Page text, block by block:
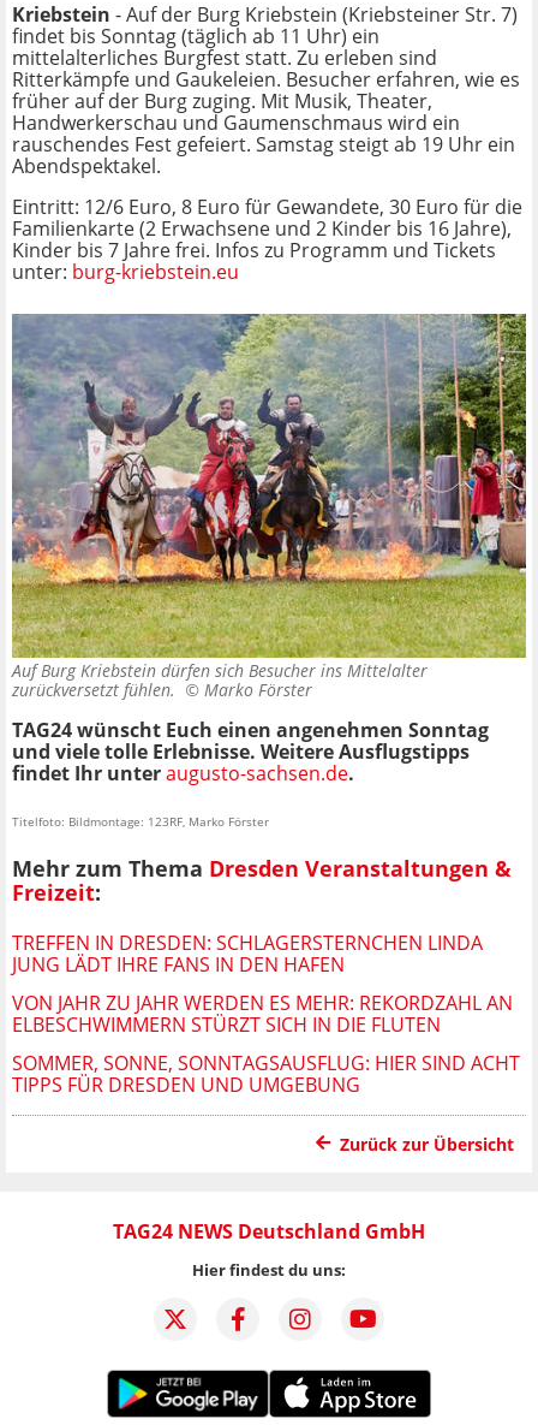
Kriebstein - Auf der Burg Kriebstein (Kriebsteiner Str. 7)
findet bis Sonntag (täglich ab 11 Uhr) ein
mittelalterliches Burgfest statt. Zu erleben sind
Ritterkämpfe und Gaukeleien. Besucher erfahren, wie es
früher auf der Burg zuging. Mit Musik, Theater,
Handwerkerschau und Gaumenschmaus wird ein
rauschendes Fest gefeiert. Samstag steigt ab 19 Uhr ein
Abendspektakel.
Eintritt: 12/6 Euro, 8 Euro für Gewandete, 30 Euro für die
Familienkarte (2 Erwachsene und 2 Kinder bis 16 Jahre),
Kinder bis 7 Jahre frei. Infos zu Programm und Tickets
unter: burg-kriebstein.eu
Auf Burg Kriebstein dürfen sich Besucher ins Mittelalter
zurückversetzt fühlen. © Marko Förster
TAG24 wünscht Euch einen angenehmen Sonntag
und viele tolle Erlebnisse. Weitere Ausflugstipps
findet Ihr unteraugusto-sachsen.de.
Titelfoto: Bildmontage: 123RF, Marko Förster
Mehr zum Thema Dresden Veranstaltungen &
Freizeit:
TREFFEN IN DRESDEN: SCHLAGERSTERNCHEN LINDA
JUNG LÄDT IHRE FANS IN DEN HAFEN
VON JAHR ZU JAHR WERDEN ES MEHR: REKORDZAHL AN
ELBESCHWIMMERN STÜRZT SICH IN DIE FLUTEN
SOMMER, SONNE, SONNTAGSAUSFLUG: HIER SIND ACHT
TIPPS FÜR DRESDEN UND UMGEBUNG
Zurück zur Übersicht
TAG24 NEWS Deutschland GmbH
Hier findest du uns: